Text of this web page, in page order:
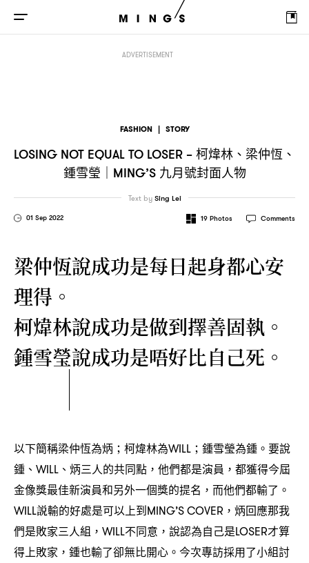
ADVERTISEMENT
FASHION | STORY
LOSING NOT EQUAL TO LOSER –柯煒林、梁仲恆、
鍾雪瑩 ｜MING’S 九月號封面人物
01 Sep 2022
Text by Sing Lei
19 Photos Comments
梁仲恆說成功是每日起身都心安
理得。
柯煒林說成功是做到擇善固執。
鍾雪瑩說成功是唔好比自己死。
以下簡稱梁仲恆為炳 ； 柯煒林為WILL； 鍾雪瑩為鍾。要說
鍾、 WILL 、炳三人的共同點 ， 他們都是演員 ， 都獲得今屆
金像獎最佳新演員和另外一個獎的提名 ， 而他們都輸了。
WILL説輸的好處是可以上到MING’S COVER， 炳回應那我
們是敗家三人組 ，WILL不同意 ， 說認為自己是LOSER才算
得上敗家 ， 鍾也輸了卻無比開心。今次專訪採用了小組討
LOSING NOT EQUAL TO LOSER –柯煒林、梁仲恆、鍾雪瑩 九月號封